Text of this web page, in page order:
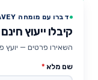
דברו עם מומחה SAVEY
קיבלו ייעוץ
השאירו פרטים — יועץ
שם מלא *